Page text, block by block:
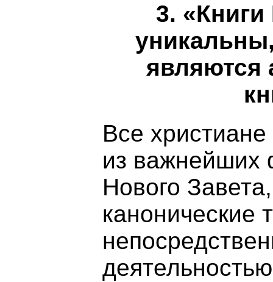
3. «Книги
являются
Все
из важнейших
Нового
канонические